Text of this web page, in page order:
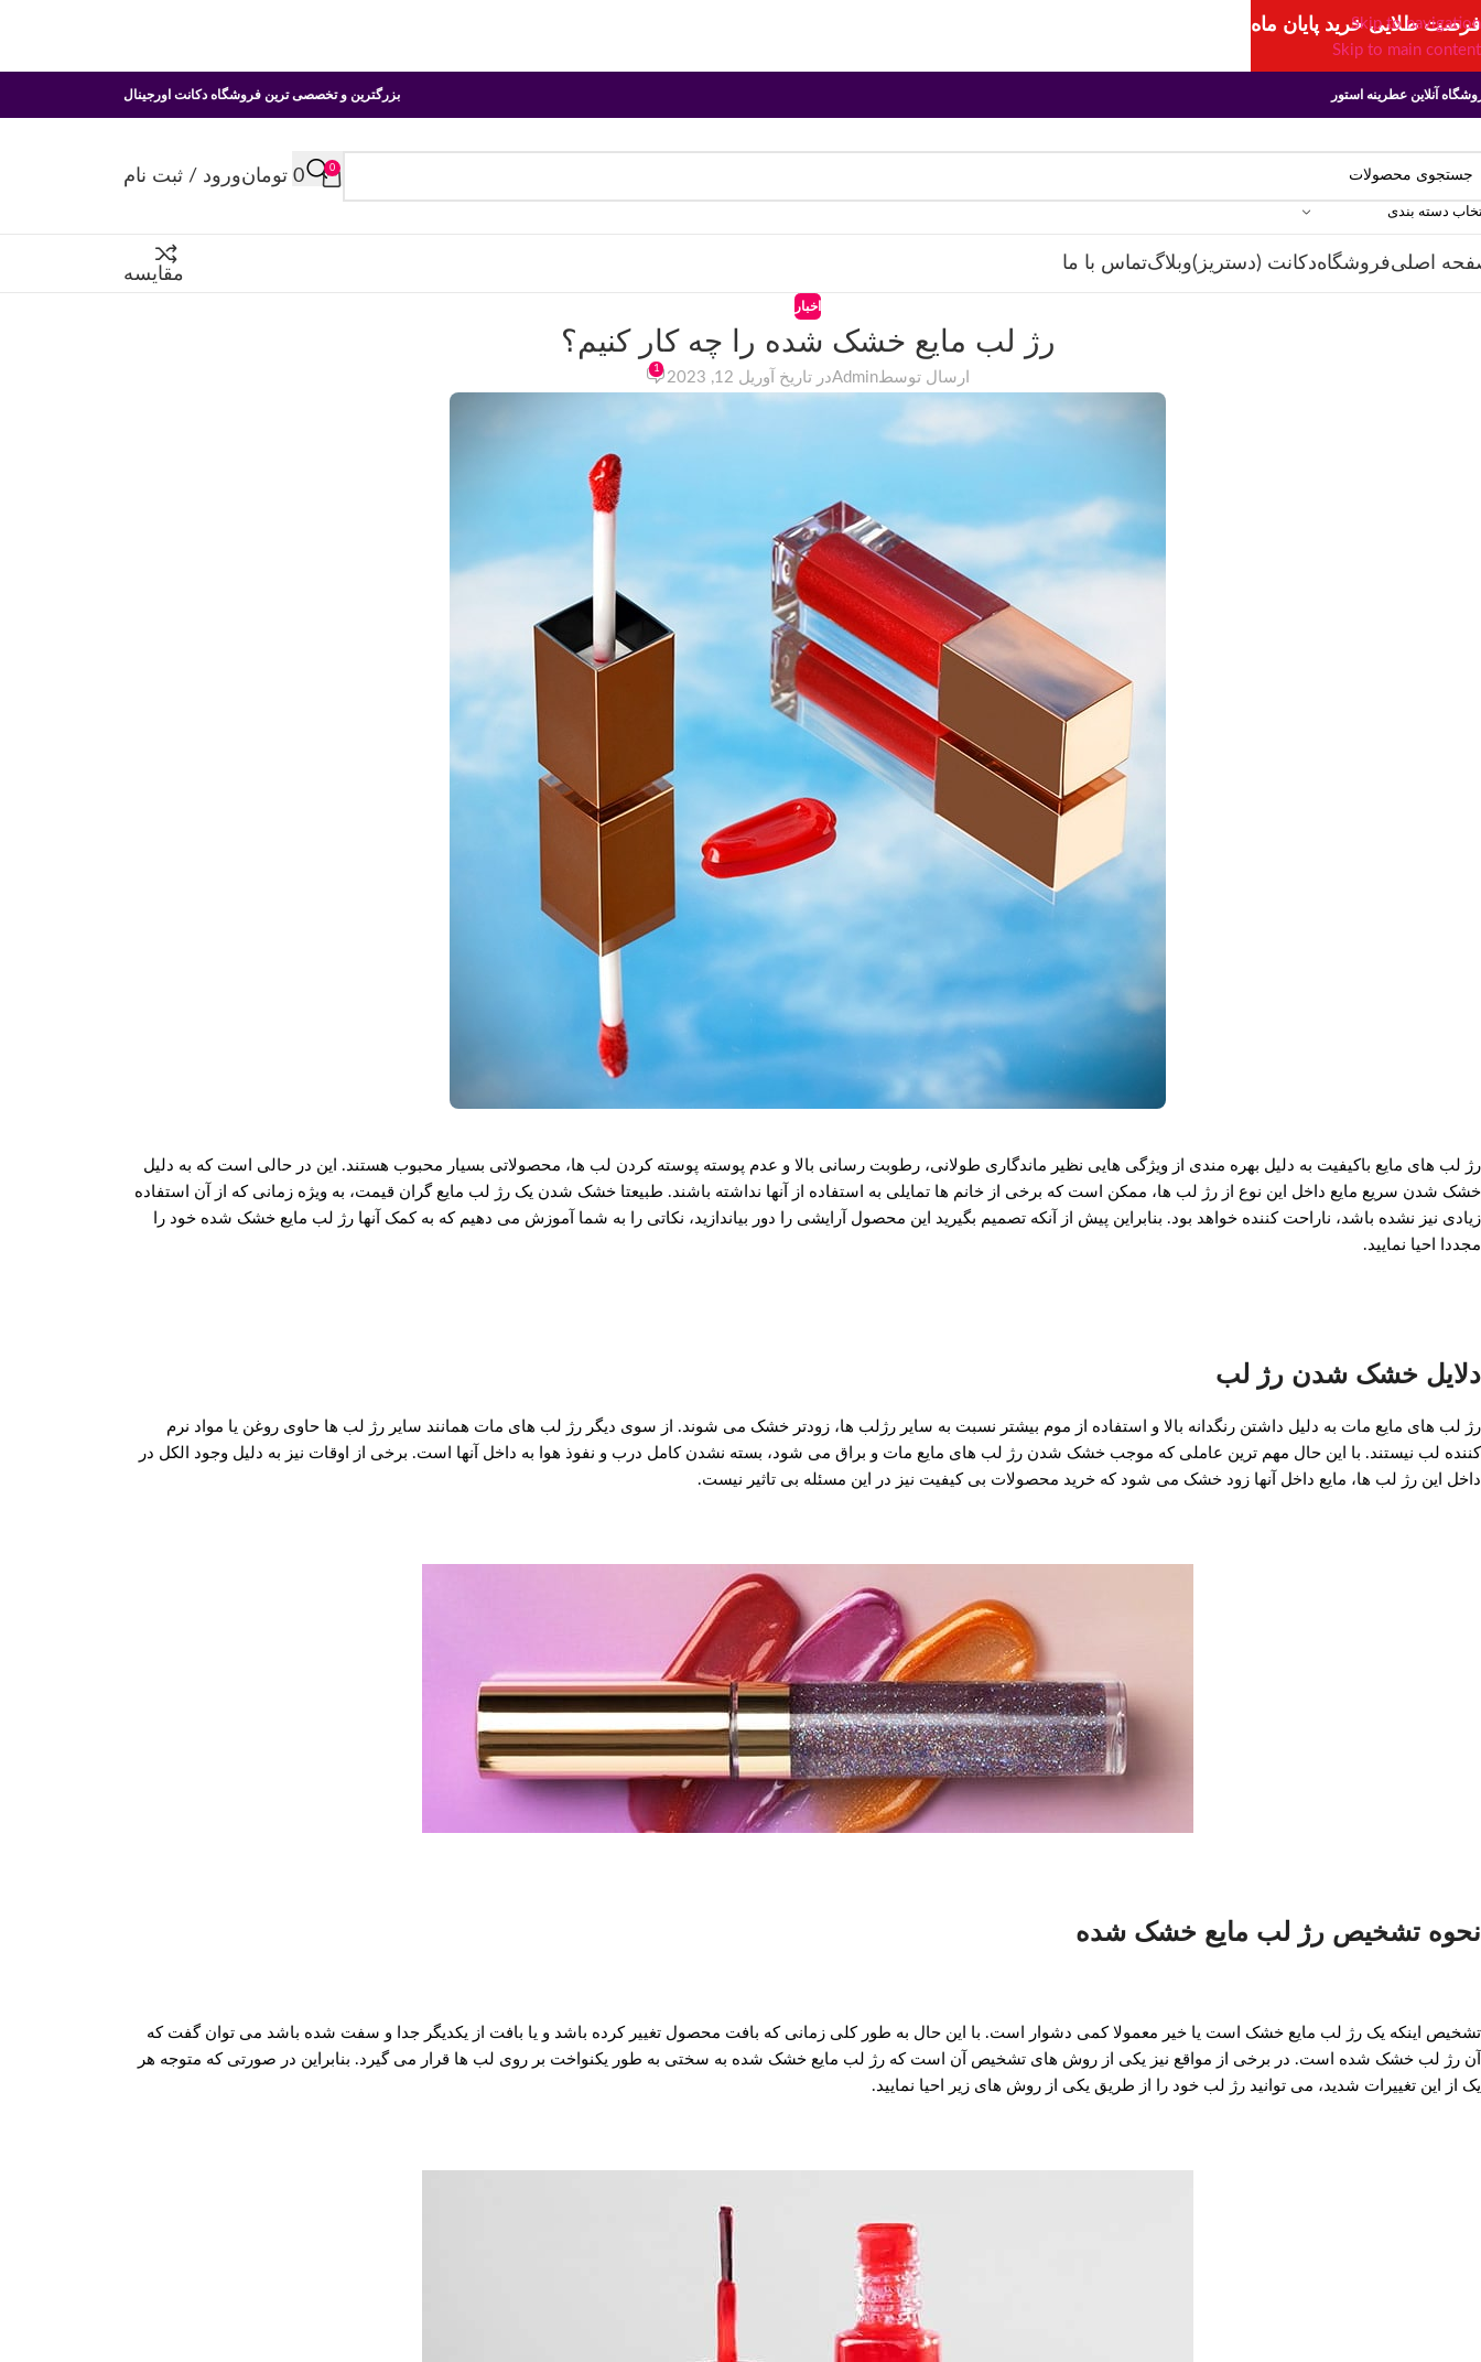
Skip to navigation
Skip to main content
آنلاین عطرینه استور بزرگترین و تخصصی ترین فروشگاه دکانت اورجینال
دسته بندی
0
0 تومانورود / ثبت نام
اصلیفروشگاهدکانت (دستریز)وبلاگتماس با ما
مقایسه
اخبار
رژ لب مایع خشک شده را چه کار کنیم؟
ارسال توسطAdminدر تاریخ آوریل 12, 2023
1
رژ لب های مایع باکیفیت به دلیل بهره مندی از ویژگی هایی نظیر ماندگاری طولانی، رطوبت رسانی بالا و عدم پوسته پوسته کردن لب ها، محصولاتی بسیار محبوب هستند. این در حالی است که به دلیل
خشک شدن سریع مایع داخل این نوع از رژ لب ها، ممکن است که برخی از خانم ها تمایلی به استفاده از آنها نداشته باشند. طبیعتا خشک شدن یک رژ لب مایع گران قیمت، به ویژه زمانی که از آن استفاده
زیادی نیز نشده باشد، ناراحت کننده خواهد بود. بنابراین پیش از آنکه تصمیم بگیرید این محصول آرایشی را دور بیاندازید، نکاتی را به شما آموزش می دهیم که به کمک آنها رژ لب مایع خشک شده خود را
مجددا احیا نمایید.
دلایل خشک شدن رژ لب
رژ لب های مایع مات به دلیل داشتن رنگدانه بالا و استفاده از موم بیشتر نسبت به سایر رژلب ها، زودتر خشک می شوند. از سوی دیگر رژ لب های مات همانند سایر رژ لب ها حاوی روغن یا مواد نرم
کننده لب نیستند. با این حال مهم ترین عاملی که موجب خشک شدن رژ لب های مایع مات و براق می شود، بسته نشدن کامل درب و نفوذ هوا به داخل آنها است. برخی از اوقات نیز به دلیل وجود الکل در
داخل این رژ لب ها، مایع داخل آنها زود خشک می شود که خرید محصولات بی کیفیت نیز در این مسئله بی تاثیر نیست.
نحوه تشخیص رژ لب مایع خشک شده
تشخیص اینکه یک رژ لب مایع خشک است یا خیر معمولا کمی دشوار است. با این حال به طور کلی زمانی که بافت محصول تغییر کرده باشد و یا بافت از یکدیگر جدا و سفت شده باشد می توان گفت که
آن رژ لب خشک شده است. در برخی از مواقع نیز یکی از روش های تشخیص آن است که رژ لب مایع خشک شده به سختی به طور یکنواخت بر روی لب ها قرار می گیرد. بنابراین در صورتی که متوجه هر
یک از این تغییرات شدید، می توانید رژ لب خود را از طریق یکی از روش های زیر احیا نمایید.
فرصت طلایی خرید پایان ماه